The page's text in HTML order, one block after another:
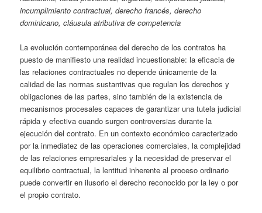
incumplimiento contractual, derecho francés, derecho
dominicano, cláusula atributiva de competencia
La evolución contemporánea del derecho de los contratos ha
puesto de manifiesto una realidad incuestionable: la eficacia de
las relaciones contractuales no depende únicamente de la
calidad de las normas sustantivas que regulan los derechos y
obligaciones de las partes, sino también de la existencia de
mecanismos procesales capaces de garantizar una tutela judicial
rápida y efectiva cuando surgen controversias durante la
ejecución del contrato. En un contexto económico caracterizado
por la inmediatez de las operaciones comerciales, la complejidad
de las relaciones empresariales y la necesidad de preservar el
equilibrio contractual, la lentitud inherente al proceso ordinario
puede convertir en ilusorio el derecho reconocido por la ley o por
el propio contrato.